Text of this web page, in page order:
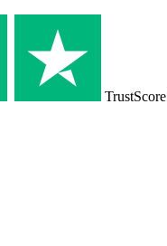
TrustScore